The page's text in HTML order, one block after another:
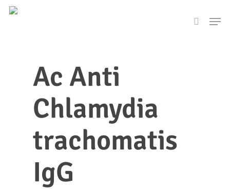
Skip
search
Ac Anti
Chlamydia
trachomatis
IgG